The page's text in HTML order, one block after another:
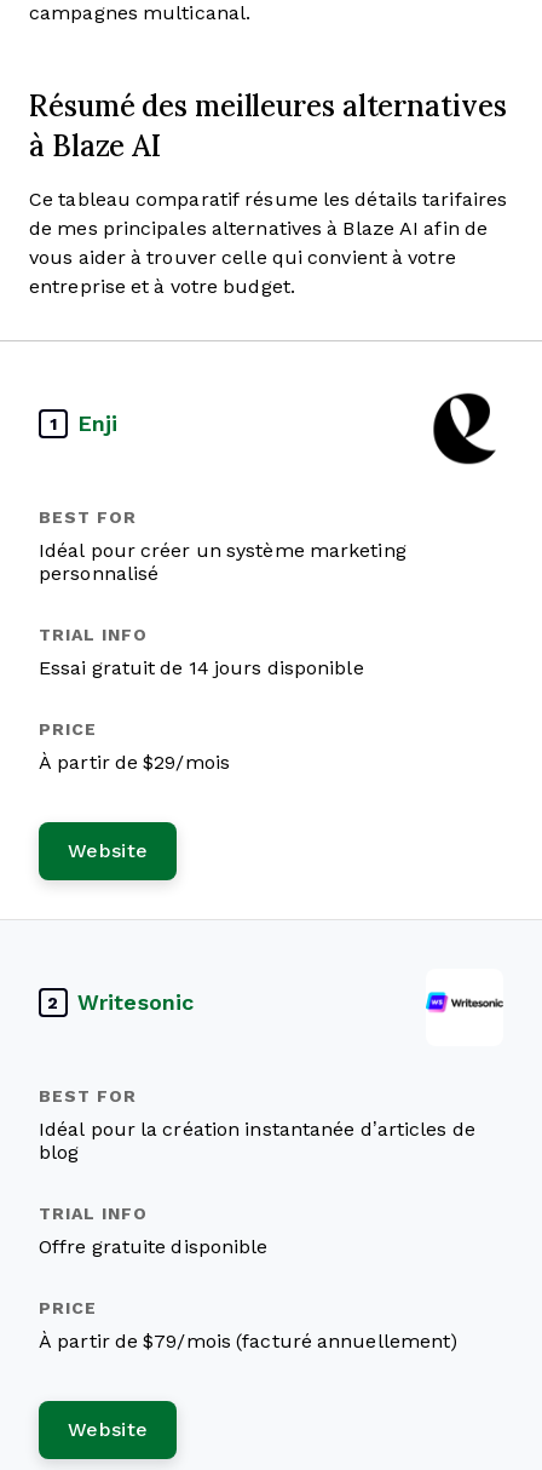
campagnes multicanal.
Résumé des meilleures alternatives
à Blaze AI
Ce tableau comparatif résume les détails tarifaires
de mes principales alternatives à Blaze AI afin de
vous aider à trouver celle qui convient à votre
entreprise et à votre budget.
1 Enji
Idéal pour créer un système marketing
personnalisé
Essai gratuit de 14 jours disponible
À partir de $29/mois
Website
2 Writesonic
Idéal pour la création instantanée d’articles de
blog
Offre gratuite disponible
À partir de $79/mois (facturé annuellement)
Website